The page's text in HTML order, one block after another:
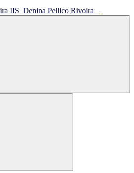
IIS Denina Pellico Rivoira